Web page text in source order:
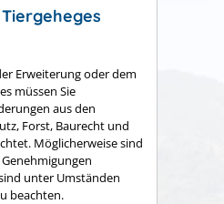
Erweiterung oder dem
müssen Sie
aus den
Forst, Baurecht und
Möglicherweise sind
unter Umständen
beachten.